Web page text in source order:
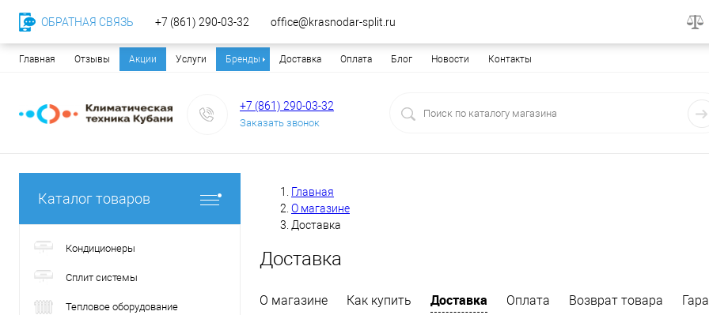
Главная Отзывы Акции Услуги Бренды Доставка Оплата Блог Новости Контакты
+7 (861) 290-03-32
Заказать звонок
Каталог товаров
Кондиционеры
Сплит системы
Тепловое оборудование
Главная
О магазине
Доставка
Доставка
О магазине Как купить Доставка Оплата Возврат товара
ОБРАТНАЯ СВЯЗЬ +7 (861) 290-03-32 office@krasnodar-split.ru